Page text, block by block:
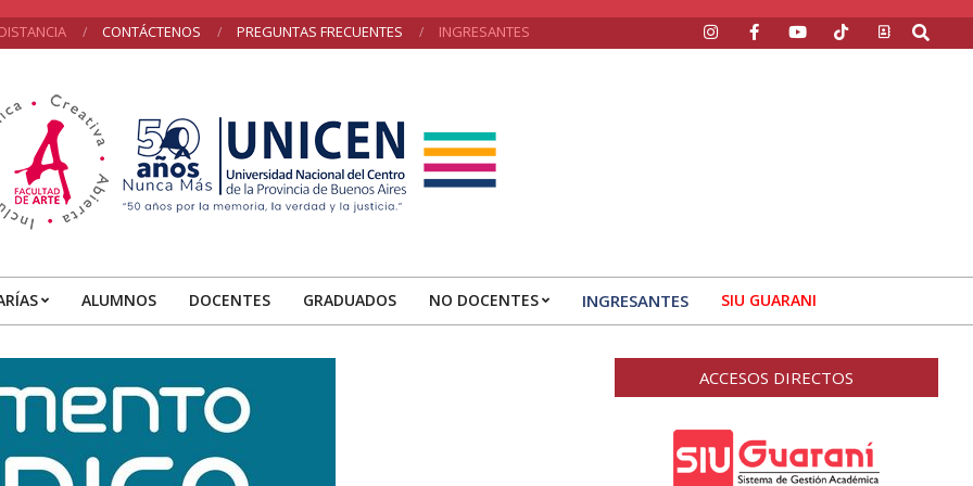
CONTÁCTENOS PREGUNTAS FRECUENTES INGRESANTES Search
ALUMNOS DOCENTES GRADUADOS NO DOCENTES INGRESANTES SIU GUARANI
ACCESOS DIRECTOS